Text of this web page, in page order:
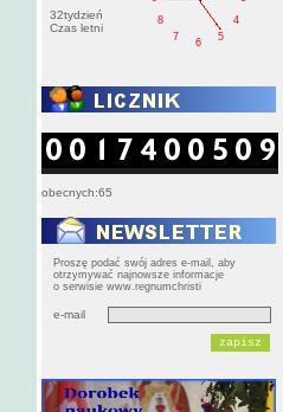
32tydzień
Czas letni
4
5
6
7
8
obecnych:65
Proszę podać swój adres e-mail, aby
otrzymywać najnowsze informacje
o serwisie www.regnumchristi
e-mail